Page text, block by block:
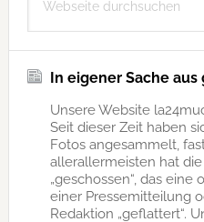
durchsuchen
In eigener Sache
Unsere Website
Seit dieser Zeit haben
Fotos angesammelt,
allerallermeisten hat
„geschossen“, das
einer Pressemitteilung
Redaktion „geflattert“.